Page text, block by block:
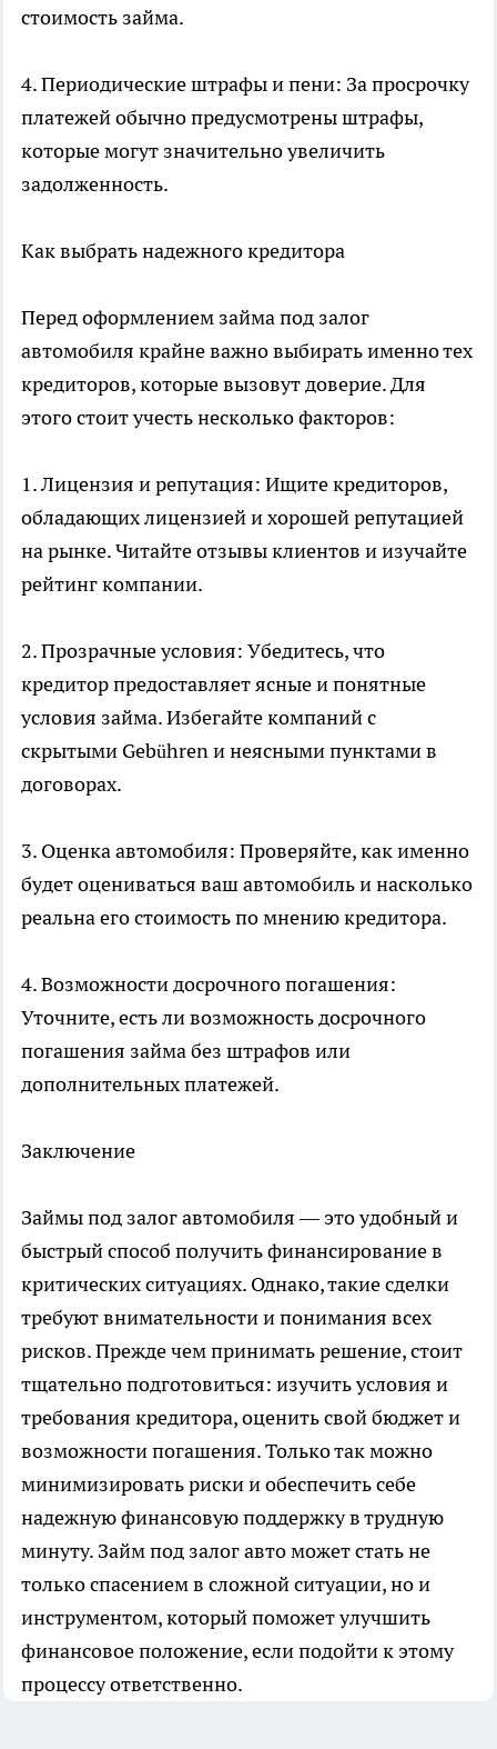
стоимость займа.
4. Периодические штрафы и пени: За просрочку
платежей обычно предусмотрены штрафы,
которые могут значительно увеличить
задолженность.
Как выбрать надежного кредитора
Перед оформлением займа под залог
автомобиля крайне важно выбирать именно тех
кредиторов, которые вызовут доверие. Для
этого стоит учесть несколько факторов:
1. Лицензия и репутация: Ищите кредиторов,
обладающих лицензией и хорошей репутацией
на рынке. Читайте отзывы клиентов и изучайте
рейтинг компании.
2. Прозрачные условия: Убедитесь, что
кредитор предоставляет ясные и понятные
условия займа. Избегайте компаний с
скрытыми Gebühren и неясными пунктами в
договорах.
3. Оценка автомобиля: Проверяйте, как именно
будет оцениваться ваш автомобиль и насколько
реальна его стоимость по мнению кредитора.
4. Возможности досрочного погашения:
Уточните, есть ли возможность досрочного
погашения займа без штрафов или
дополнительных платежей.
Заключение
Займы под залог автомобиля — это удобный и
быстрый способ получить финансирование в
критических ситуациях. Однако, такие сделки
требуют внимательности и понимания всех
рисков. Прежде чем принимать решение, стоит
тщательно подготовиться: изучить условия и
требования кредитора, оценить свой бюджет и
возможности погашения. Только так можно
минимизировать риски и обеспечить себе
надежную финансовую поддержку в трудную
минуту. Займ под залог авто может стать не
только спасением в сложной ситуации, но и
инструментом, который поможет улучшить
финансовое положение, если подойти к этому
процессу ответственно.